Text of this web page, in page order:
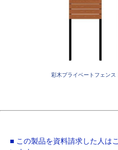
彩木プライベートフェンス
■ この製品を資料請求した人は